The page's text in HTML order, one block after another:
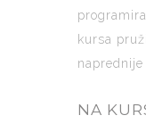
kursa
NA